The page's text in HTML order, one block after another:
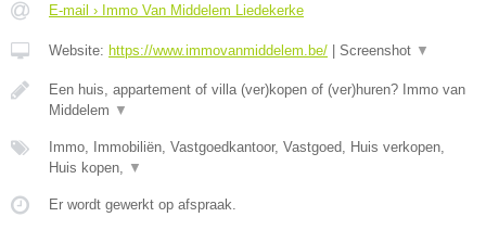
E-mail › Immo Van Middelem Liedekerke
Website: https://www.immovanmiddelem.be/ Screenshot ▼
Een huis, appartement of villa (ver)kopen of (ver)huren? Immo van
Middelem ▼
Immo, Immobiliën, Vastgoedkantoor, Vastgoed, Huis verkopen,
Huis kopen,
▼
Er wordt gewerkt op afspraak.